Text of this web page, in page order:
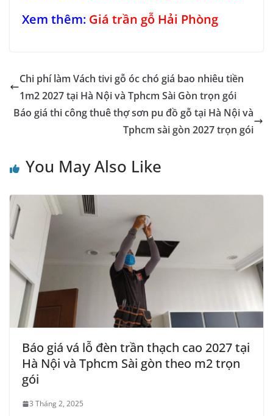
Xem thêm: Giá trần gỗ Hải Phòng
Chi phí làm Vách tivi gỗ óc chó giá bao nhiêu tiền
1m2 2027 tại Hà Nội và Tphcm Sài Gòn trọn gói
Báo giá thi công thuê thợ sơn pu đồ gỗ tại Hà Nội và
Tphcm sài gòn 2027 trọn gói
You May Also Like
Báo giá vá lỗ đèn trần thạch cao 2027 tại
Hà Nội và Tphcm Sài gòn theo m2 trọn
gói
3 Tháng 2, 2025